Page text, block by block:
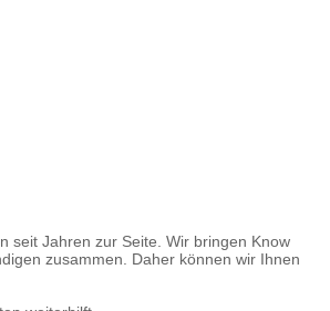
seit Jahren zur Seite. Wir bringen Know
zusammen. Daher können wir Ihnen